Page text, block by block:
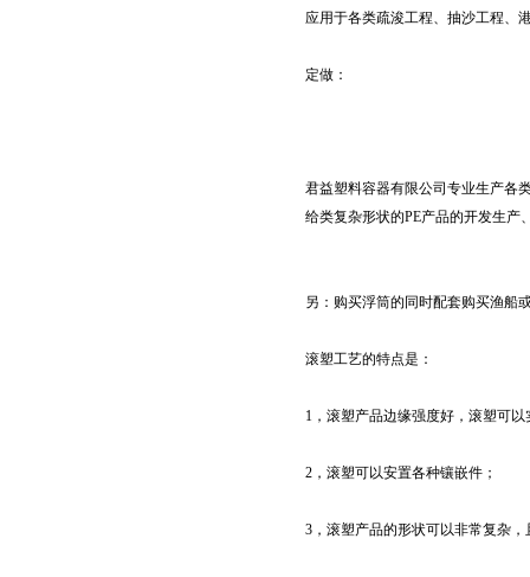
应用于各类疏浚工程、抽沙工程、
定做：
君益塑料容器有限公司专业生产各
给类复杂形状的PE产品的开发生产
另：购买浮筒的同时配套购买渔船
滚塑工艺的特点是：
1，滚塑产品边缘强度好，滚塑可
2，滚塑可以安置各种镶嵌件；
3，滚塑产品的形状可以非常复杂